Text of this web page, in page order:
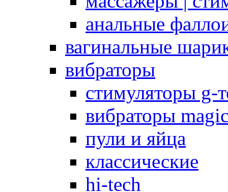
анальные
вагинальные
вибраторы
стимуляторы g-
вибраторы
пули и яйца
классические
hi-tech